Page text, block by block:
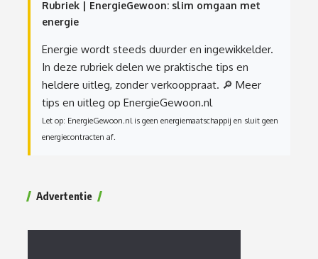
Rubriek | EnergieGewoon: slim omgaan met
energie
Energie wordt steeds duurder en ingewikkelder.
In deze rubriek delen we praktische tips en
heldere uitleg, zonder verkooppraat. 🔎 Meer
tips en uitleg op EnergieGewoon.nl
Let op: EnergieGewoon.nl is geen energiemaatschappij en sluit geen
energiecontracten af.
Advertentie